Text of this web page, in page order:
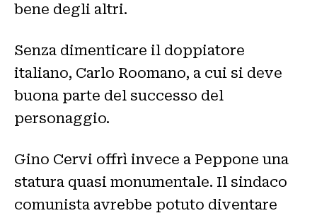
bene degli altri.
Senza dimenticare il doppiatore
italiano, Carlo Roomano, a cui si deve
buona parte del successo del
personaggio.
Gino Cervi offrì invece a Peppone una
statura quasi monumentale. Il sindaco
comunista avrebbe potuto diventare